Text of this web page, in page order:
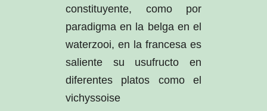
constituyente, como por
paradigma en la belga en el
waterzooi, en la francesa es
saliente su usufructo en
diferentes platos como el
vichyssoise